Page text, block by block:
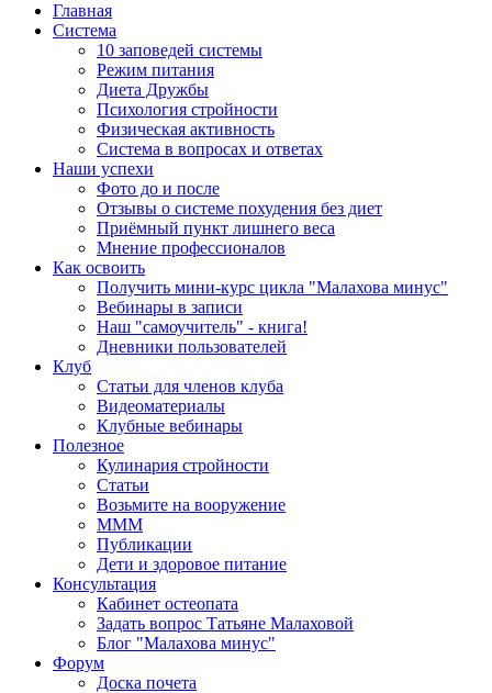
Главная
Система
10 заповедей системы
Режим питания
Диета Дружбы
Психология стройности
Физическая активность
Система в вопросах и ответах
Наши успехи
Фото до и после
Отзывы о системе похудения без диет
Приёмный пункт лишнего веса
Мнение профессионалов
Как освоить
Получить мини-курс цикла "Малахова минус"
Вебинары в записи
Наш "самоучитель" - книга!
Дневники пользователей
Клуб
Статьи для членов клуба
Видеоматериалы
Клубные вебинары
Полезное
Кулинария стройности
Статьи
Возьмите на вооружение
МММ
Публикации
Дети и здоровое питание
Консультация
Кабинет остеопата
Задать вопрос Татьяне Малаховой
Блог "Малахова минус"
Форум
Доска почета